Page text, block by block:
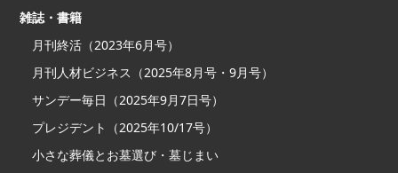
雑誌・書籍
月刊終活（2023年6月号）
月刊人材ビジネス（2025年8月号・9月号）
サンデー毎日（2025年9月7日号）
プレジデント（2025年10/17号）
小さな葬儀とお墓選び・墓じまい